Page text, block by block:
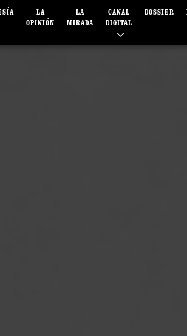
LA
OPINIÓN
LA
MIRADA
CANAL
DIGITAL
DOSSIER